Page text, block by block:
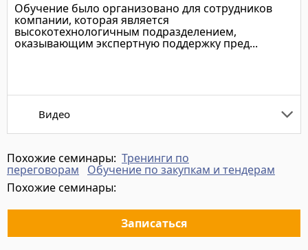
Обучение было организовано для сотрудников
компании, которая является
высокотехнологичным подразделением,
оказывающим экспертную поддержку пред...
Видео
Похожие семинары: Тренинги по
переговорам
Обучение по закупкам и тендерам
Похожие семинары:
Записаться